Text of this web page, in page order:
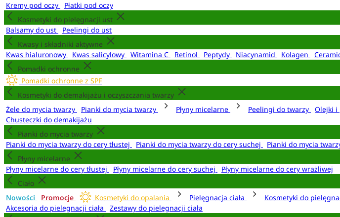
Kremy pod oczy
Płatki pod oczy
Kosmetyki do pielęgnacji ust
Balsamy do ust
Peelingi do ust
Kwasy i składniki aktywne
Kwas hialuronowy
Kwas salicylowy Witamina C Retinol Peptydy Niacynamid Kolagen
Pomadki ochronne
Pomadki ochronne z SPF
Kosmetyki do demakijażu i oczyszczania twarzy
Żele do mycia twarzy
Pianki do mycia twarzy Płyny micelarne Peelingi do twarzy Olejki i
Chusteczki do demakijażu
Pianki do mycia twarzy
Pianki do mycia twarzy do cery tłustej
Pianki do mycia twarzy do cery suchej
Pianki do mycia
Płyny micelarne
Płyny micelarne do cery tłustej
Płyny micelarne do cery suchej
Płyny micelarne do cery wrażliwej
Ciało
Nowości
Promocje Kosmetyki do opalania Pielęgnacja ciała Kosmetyki do
Akcesoria do pielęgnacji ciała
Zestawy do pielęgnacji ciała